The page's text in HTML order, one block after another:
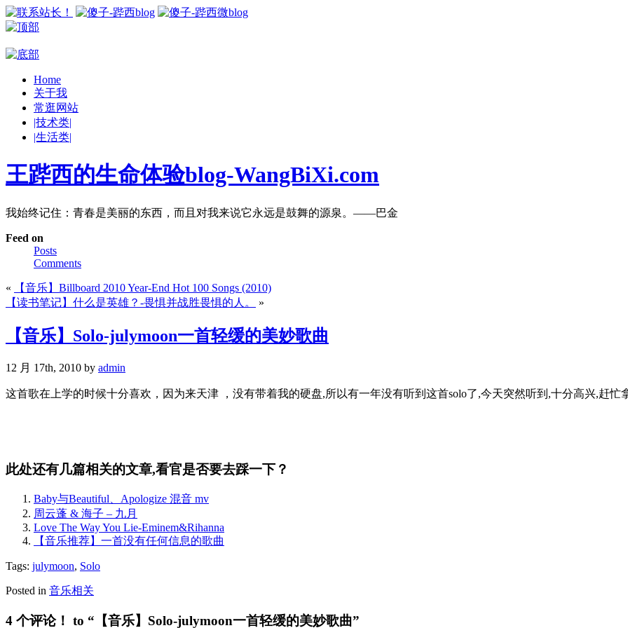
Home
关于我
常逛网站
|技术类|
|生活类|
王跸西的生命体验blog-WangBiXi.com
我始终记住：青春是美丽的东西，而且对我来说它永远是鼓舞的源泉。——巴金
Feed on
Posts
Comments
«
【音乐】Billboard 2010 Year-End Hot 100 Songs (2010)
【读书笔记】什么是英雄？-畏惧并战胜畏惧的人。
»
【音乐】Solo-julymoon一首轻缓的美妙歌曲
12 月 17th, 2010 by admin
这首歌在上学的时候十分喜欢，因为来天津 ，没有带着我的硬盘,所以有一年没有听到这首solo了,今天突然听到,十分高兴,赶忙
此处还有几篇相关的文章,看官是否要去踩一下？
Baby与Beautiful、Apologize 混音 mv
周云蓬 & 海子 – 九月
Love The Way You Lie-Eminem&Rihanna
【音乐推荐】一首没有任何信息的歌曲
Tags: julymoon, Solo
Posted in 音乐相关
4 个评论！ to “【音乐】Solo-julymoon一首轻缓的美妙歌曲”